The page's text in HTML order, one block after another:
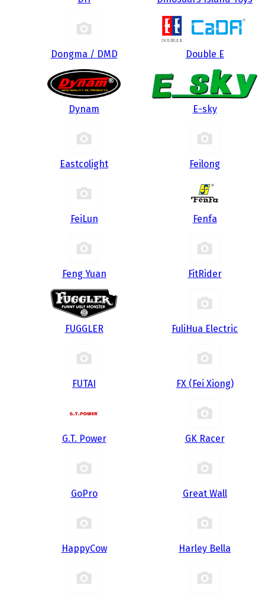
Dongma / DMD Double E
Dynam E-sky
Eastcolight Feilong
FeiLun Fenfa
Feng Yuan FitRider
FUGGLER FuliHua Electric
FUTAI FX (Fei Xiong)
G.T. Power GK Racer
GoPro Great Wall
HappyCow Harley Bella